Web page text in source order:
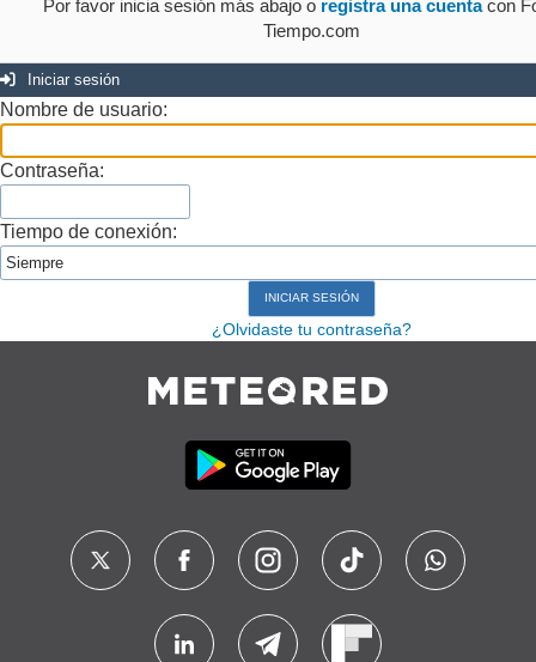
Por favor inicia sesión más abajo o registra una cuentacon
Tiempo.com
Iniciar sesión
Nombre de usuario:
Contraseña:
Tiempo de conexión:
¿Olvidaste tu contraseña?